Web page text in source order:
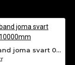
Profilband joma svart 0,8x12x10000mm